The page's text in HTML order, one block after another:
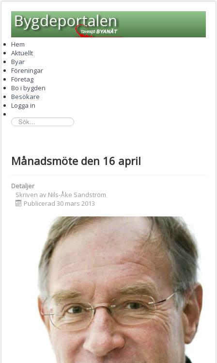
Hem
Aktuellt
Byar
Föreningar
Företag
Bo i bygden
Besökare
Logga in
sök...
Månadsmöte den 16 april
Detaljer
Skriven av Nils-Åke Sandström
Publicerad 30 mars 2013